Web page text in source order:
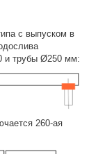
с выпуском в
и трубы Ø250 мм:
260-ая